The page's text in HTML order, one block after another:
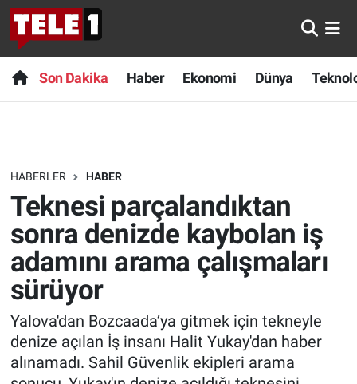
Son Dakika Haber Ekonomi Dünya
HABERLER HABER
Teknesi parçalandıktan
sonra denizde kaybolan iş
adamını arama çalışmaları
sürüyor
Yalova'dan Bozcaada’ya gitmek için tekneyle
denize açılan İş insanı Halit Yukay'dan haber
alınamadı. Sahil Güvenlik ekipleri arama
Anında Manşet
Başka Sohbetler
Bilim turu
Bilim ve Teknoloji Evreni
Doğa Konuşuyor
Dünya
Ege Saati
Son Dakika
Haber
Dünya
Teknoloji
Sağlık
Spor
Yayın Akışı
Nöbetçi Eczaneler
Hava Durumu
Trafik Durumu
Süper Lig Puan Durumu ve Fikstür
Tüm Manşetler
Son Dakika Haberleri
Haber Arşivi